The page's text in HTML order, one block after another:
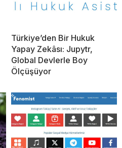
Türkiye’den Bir Hukuk
Yapay Zekâsı: Jupytr,
Global Devlerle Boy
Ölçüşüyor